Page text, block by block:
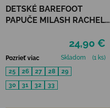
DETSKÉ BAREFOOT
PAPUČE MILASH RACHEL -
24,90 €
Pozrieť viac Skladom
(1 ks)
25
26 27 28
29
30
31 32 33